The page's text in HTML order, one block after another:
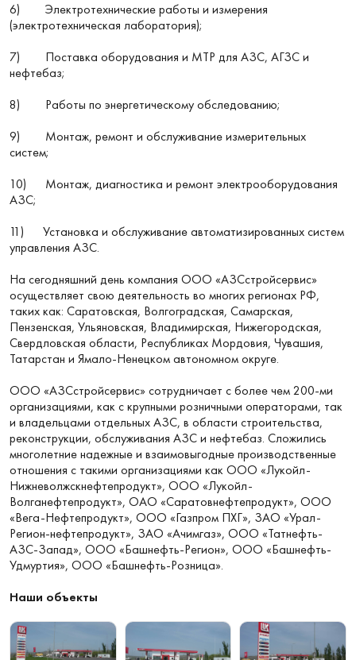
6) Электротехнические работы и измерения
(электротехническая лаборатория);
7) Поставка оборудования и МТР для АЗС, АГЗС и
нефтебаз;
8) Работы по энергетическому обследованию;
9) Монтаж, ремонт и обслуживание измерительных
систем;
10) Монтаж, диагностика и ремонт электрооборудования
АЗС;
11) Установка и обслуживание автоматизированных систем
управления АЗС.
На сегодняшний день компания ООО «АЗСстройсервис»
осуществляет свою деятельность во многих регионах РФ,
таких как: Саратовская, Волгоградская, Самарская,
Пензенская, Ульяновская, Владимирская, Нижегородская,
Свердловская области, Республиках Мордовия, Чувашия,
Татарстан и Ямало-Ненецком автономном округе.
ООО «АЗСстройсервис» сотрудничает с более чем 200-ми
организациями, как с крупными розничными операторами, так
и владельцами отдельных АЗС, в области строительства,
реконструкции, обслуживания АЗС и нефтебаз. Сложились
многолетние надежные и взаимовыгодные производственные
отношения с такими организациями как ООО «Лукойл-
Нижневолжскнефтепродукт», ООО «Лукойл-
Волганефтепродукт», ОАО «Саратовнефтепродукт», ООО
«Вега-Нефтепродукт», ООО «Газпром ПХГ», ЗАО «Урал-
Регион-нефтепродукт», ЗАО «Ачимгаз», ООО «Татнефть-
АЗС-Запад», ООО «Башнефть-Регион», ООО «Башнефть-
Удмуртия», ООО «Башнефть-Розница».
Наши объекты